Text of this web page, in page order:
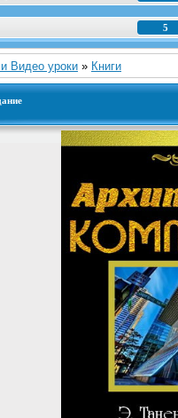
5
Видео уроки » Книги